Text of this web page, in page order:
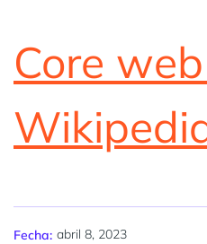
Core
Fecha: abril 8, 2023